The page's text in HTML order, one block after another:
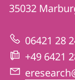
zur
Website
gestützte
Forschung
35032
06421 28
+49 6421